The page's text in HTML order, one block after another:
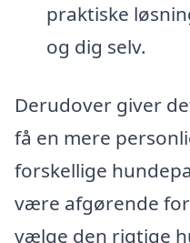
praktiske
og dig selv.
Derudover giver
få en mere
forskellige
være afgørende
vælge den rigtige